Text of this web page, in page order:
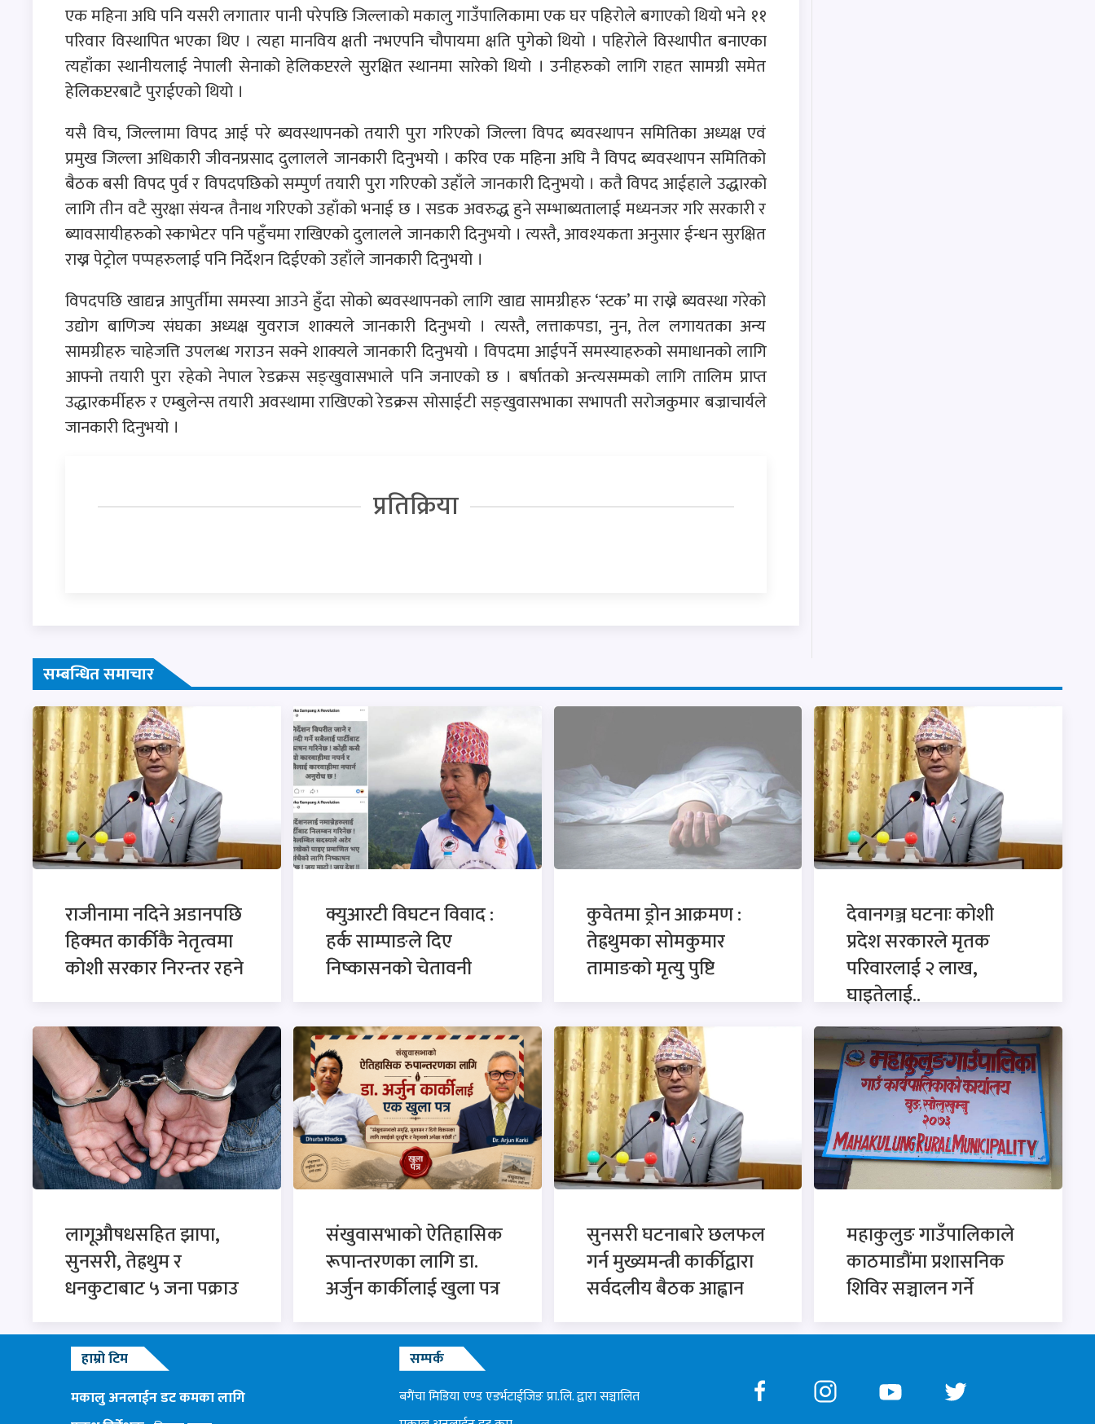
एक महिना अघि पनि यसरी लगातार पानी परेपछि जिल्लाको मकालु गाउँपालिकामा एक घर पहिरोले बगाएको थियो भने ११
परिवार विस्थापित भएका थिए । त्यहा मानविय क्षती नभएपनि चौपायमा क्षति पुगेको थियो । पहिरोले विस्थापीत बनाएका
त्यहाँका स्थानीयलाई नेपाली सेनाको हेलिकप्टरले सुरक्षित स्थानमा सारेको थियो । उनीहरुको लागि राहत सामग्री समेत
हेलिकप्टरबाटै पुराईएको थियो ।
यसै विच, जिल्लामा विपद आई परे ब्यवस्थापनको तयारी पुरा गरिएको जिल्ला विपद ब्यवस्थापन समितिका अध्यक्ष एवं
प्रमुख जिल्ला अधिकारी जीवनप्रसाद दुलालले जानकारी दिनुभयो । करिव एक महिना अघि नै विपद ब्यवस्थापन समितिको
बैठक बसी विपद पुर्व र विपदपछिको सम्पुर्ण तयारी पुरा गरिएको उहाँले जानकारी दिनुभयो । कतै विपद आईहाले उद्धारको
लागि तीन वटै सुरक्षा संयन्त्र तैनाथ गरिएको उहाँको भनाई छ । सडक अवरुद्ध हुने सम्भाब्यतालाई मध्यनजर गरि सरकारी र
ब्यावसायीहरुको स्काभेटर पनि पहुँचमा राखिएको दुलालले जानकारी दिनुभयो । त्यस्तै, आवश्यकता अनुसार ईन्धन सुरक्षित
राख्न पेट्रोल पप्पहरुलाई पनि निर्देशन दिईएको उहाँले जानकारी दिनुभयो ।
विपदपछि खाद्यन्न आपुर्तीमा समस्या आउने हुँदा सोको ब्यवस्थापनको लागि खाद्य सामग्रीहरु ‘स्टक’ मा राख्ने ब्यवस्था गरेको
उद्योग बाणिज्य संघका अध्यक्ष युवराज शाक्यले जानकारी दिनुभयो । त्यस्तै, लत्ताकपडा, नुन, तेल लगायतका अन्य
सामग्रीहरु चाहेजत्ति उपलब्ध गराउन सक्ने शाक्यले जानकारी दिनुभयो । विपदमा आईपर्ने समस्याहरुको समाधानको लागि
आफ्नो तयारी पुरा रहेको नेपाल रेडक्रस सङ्खुवासभाले पनि जनाएको छ । बर्षातको अन्त्यसम्मको लागि तालिम प्राप्त
उद्धारकर्मीहरु र एम्बुलेन्स तयारी अवस्थामा राखिएको रेडक्रस सोसाईटी सङ्खुवासभाका सभापती सरोजकुमार बज्राचार्यले
जानकारी दिनुभयो ।
प्रतिक्रिया
सम्बन्धित समाचार
राजीनामा नदिने अडानपछि
हिक्मत कार्कीकै नेतृत्वमा
कोशी सरकार निरन्तर रहने
क्युआरटी विघटन विवाद :
हर्क साम्पाङले दिए
निष्कासनको चेतावनी
कुवेतमा ड्रोन आक्रमण :
तेह्रथुमका सोमकुमार
तामाङको मृत्यु पुष्टि
देवानगञ्ज घटनाः कोशी
प्रदेश सरकारले मृतक
परिवारलाई २ लाख,
घाइतेलाई..
लागूऔषधसहित झापा,
सुनसरी, तेह्रथुम र
धनकुटाबाट ५ जना पक्राउ
संखुवासभाको ऐतिहासिक
रूपान्तरणका लागि डा.
अर्जुन कार्कीलाई खुला पत्र
सुनसरी घटनाबारे छलफल
गर्न मुख्यमन्त्री कार्कीद्वारा
सर्वदलीय बैठक आह्वान
महाकुलुङ गाउँपालिकाले
काठमाडौंमा प्रशासनिक
शिविर सञ्चालन गर्ने
हाम्रो टिम
मकालु अनलाईन डट कमका लागि
सम्पर्क
बगैंचा मिडिया एण्ड एडर्भटाईजिङ प्रा.लि. द्वारा सञ्चालित